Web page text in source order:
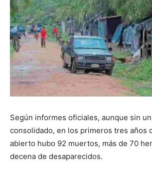
Según informes oficiales, aunque sin
consolidado, en los primeros tres años
abierto hubo 92 muertos, más de 70
decena de desaparecidos.